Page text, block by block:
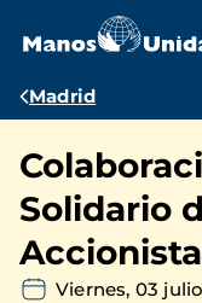
contenido
Ruta
navegación
Madrid
Solidario
Viernes, 03